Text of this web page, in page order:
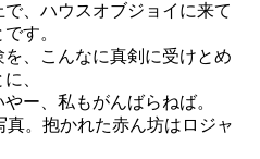
、ハウスオブジョイに来て
す。
、こんなに真剣に受けとめ
、
ー、私もがんばらねば。
。抱かれた赤ん坊はロジャ